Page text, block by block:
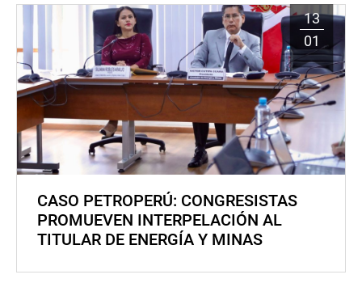
13
01
CASO PETROPERÚ: CONGRESISTAS
PROMUEVEN INTERPELACIÓN AL
TITULAR DE ENERGÍA Y MINAS